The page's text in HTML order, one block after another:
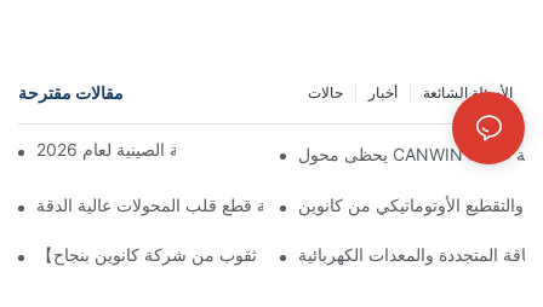
مقالات مقترحة الأسئلة الشائعة أخبار حالات
إعلان عطلة رأس السنة الصينية لعام 2026
مميزات آلة قطع قلب المحولات عالية الدقةوالتقطيع الأوتوماتيكي من كانوين
ذو التكديس المزدوج والسبعة ثقوب من شركة كانوين بنجاح
المتجددة والمعدات الكهربائية